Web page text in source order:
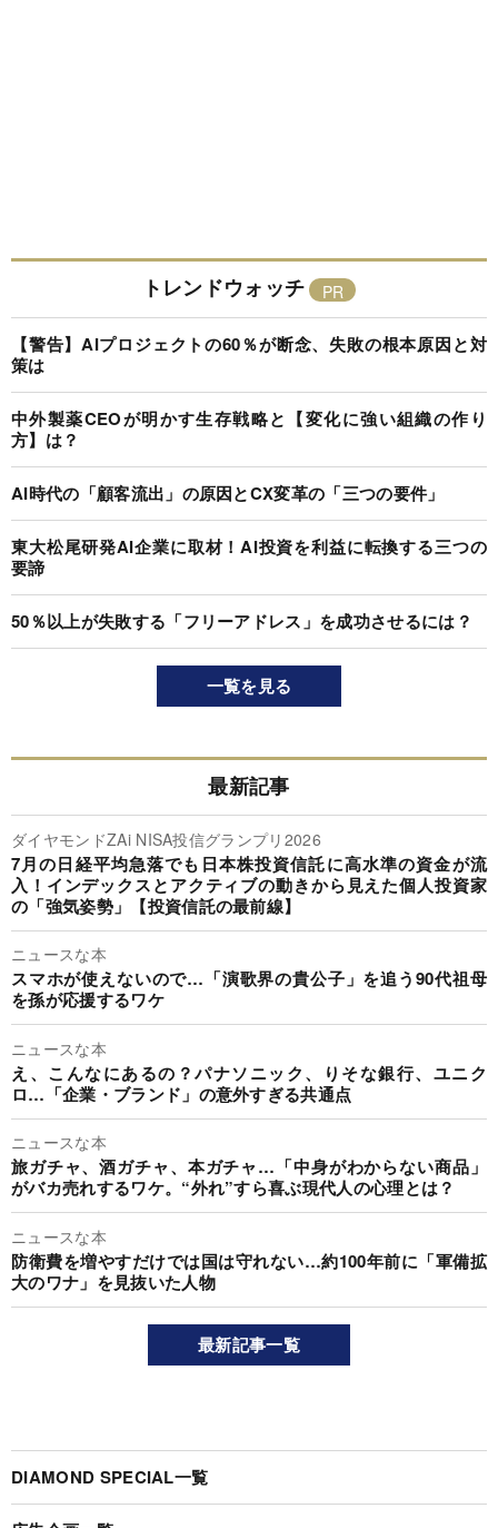
トレンドウォッチ
【警告】AIプロジェクトの60％が断念、失敗の根本原因と対
策は
中外製薬CEOが明かす生存戦略と【変化に強い組織の作り
方】は？
AI時代の「顧客流出」の原因とCX変革の「三つの要件」
東大松尾研発AI企業に取材！AI投資を利益に転換する三つの
要諦
50％以上が失敗する「フリーアドレス」を成功させるには？
一覧を見る
最新記事
ダイヤモンドZAi NISA投信グランプリ2026
7月の日経平均急落でも日本株投資信託に高水準の資金が流
入！インデックスとアクティブの動きから見えた個人投資家
の「強気姿勢」【投資信託の最前線】
ニュースな本
スマホが使えないので…「演歌界の貴公子」を追う90代祖母
を孫が応援するワケ
ニュースな本
え、こんなにあるの？パナソニック、りそな銀行、ユニク
ロ…「企業・ブランド」の意外すぎる共通点
ニュースな本
旅ガチャ、酒ガチャ、本ガチャ…「中身がわからない商品」
がバカ売れするワケ。“外れ”すら喜ぶ現代人の心理とは？
ニュースな本
防衛費を増やすだけでは国は守れない…約100年前に「軍備拡
大のワナ」を見抜いた人物
最新記事一覧
DIAMOND SPECIAL一覧